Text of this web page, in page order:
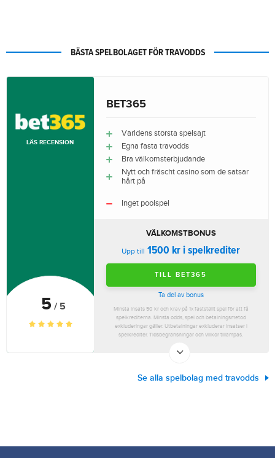
BÄSTA SPELBOLAGET FÖR TRAVODDS
5 / 5
LÄS RECENSION
BET365
Världens största spelsajt
Egna fasta travodds
Bra välkomsterbjudande
Nytt och fräscht casino som de satsar
hårt på
Inget poolspel
VÄLKOMSTBONUS
Upp till 1500 kr i spelkrediter
TILL BET365
Ta del av bonus
Minsta insats 50 kr och krav på 1x fastställt spel för att få
spelkrediterna. Minsta odds, spel och betalningsmetod
exkluderingar gäller. Utbetalningar exkluderar insatser i
spelkrediter. Tidsbegränsningar och villkor tillämpas.
Se alla spelbolag med travodds